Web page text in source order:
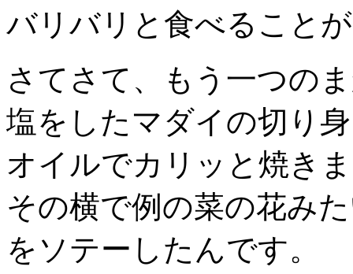
バリバリと食べること
さてさて、もう一つの
塩をしたマダイの切り
オイルでカリッと焼き
その横で例の菜の花み
をソテーしたんです。